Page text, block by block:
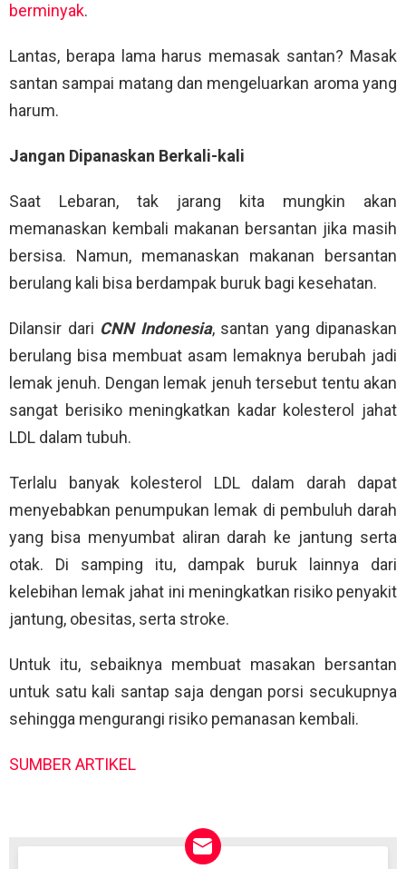
berminyak.
Lantas, berapa lama harus memasak santan? Masak
santan sampai matang dan mengeluarkan aroma yang
harum.
Jangan Dipanaskan Berkali-kali
Saat Lebaran, tak jarang kita mungkin akan
memanaskan kembali makanan bersantan jika masih
bersisa. Namun, memanaskan makanan bersantan
berulang kali bisa berdampak buruk bagi kesehatan.
Dilansir dari CNN Indonesia, santan yang dipanaskan
berulang bisa membuat asam lemaknya berubah jadi
lemak jenuh. Dengan lemak jenuh tersebut tentu akan
sangat berisiko meningkatkan kadar kolesterol jahat
LDL dalam tubuh.
Terlalu banyak kolesterol LDL dalam darah dapat
menyebabkan penumpukan lemak di pembuluh darah
yang bisa menyumbat aliran darah ke jantung serta
otak. Di samping itu, dampak buruk lainnya dari
kelebihan lemak jahat ini meningkatkan risiko penyakit
jantung, obesitas, serta stroke.
Untuk itu, sebaiknya membuat masakan bersantan
untuk satu kali santap saja dengan porsi secukupnya
sehingga mengurangi risiko pemanasan kembali.
SUMBER ARTIKEL